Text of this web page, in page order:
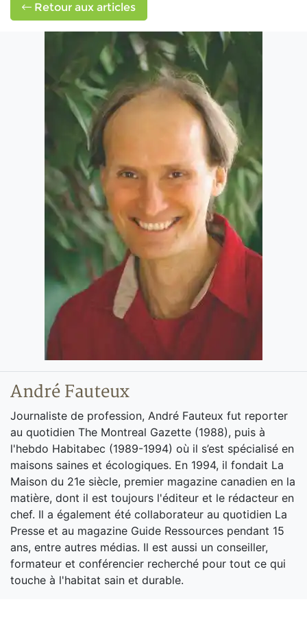
Retour aux articles
André Fauteux
Journaliste de profession, André Fauteux fut reporter
au quotidien The Montreal Gazette (1988), puis à
l'hebdo Habitabec (1989-1994) où il s’est spécialisé en
maisons saines et écologiques. En 1994, il fondait La
Maison du 21e siècle, premier magazine canadien en la
matière, dont il est toujours l'éditeur et le rédacteur en
chef. Il a également été collaborateur au quotidien La
Presse et au magazine Guide Ressources pendant 15
ans, entre autres médias. Il est aussi un conseiller,
formateur et conférencier recherché pour tout ce qui
touche à l'habitat sain et durable.